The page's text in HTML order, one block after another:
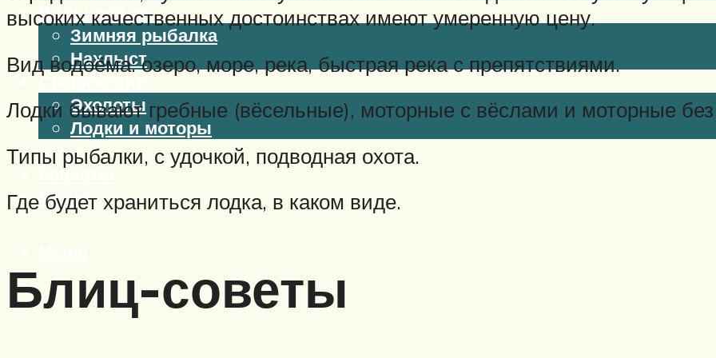
Виды ловли
Зимняя рыбалка
Нахлыст
Снаряжение
Эхолоты
Лодки и моторы
Узлы
Рецепты
Разное
высоких качественных достоинствах имеют умеренную цену.
Вид водоёма: озеро, море, река, быстрая река с препятствиями.
Лодки бывают гребные (вёсельные), моторные с вёслами и моторные без
Типы рыбалки, с удочкой, подводная охота.
Где будет храниться лодка, в каком виде.
Блиц-советы